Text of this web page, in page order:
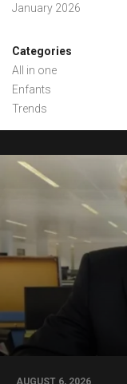
January 2026
Categories
All in one
Enfants
Trends
AUGUST 6, 2026